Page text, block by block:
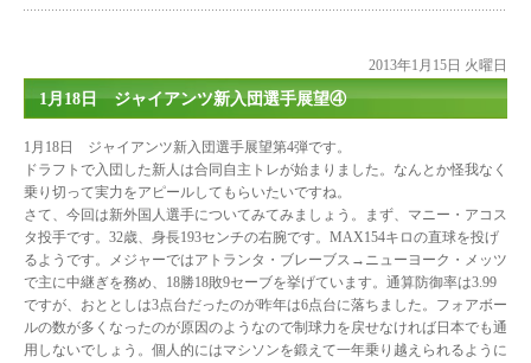
2013年1月15日 火曜日
1月18日 ジャイアンツ新入団選手展望④
1月18日 ジャイアンツ新入団選手展望第4弾です。
ドラフトで入団した新人は合同自主トレが始まりました。なんとか怪我なく
乗り切って実力をアピールしてもらいたいですね。
さて、今回は新外国人選手についてみてみましょう。まず、マニー・アコス
タ投手です。32歳、身長193センチの右腕です。MAX154キロの直球を投げ
るようです。メジャーではアトランタ・ブレーブス→ニューヨーク・メッツ
で主に中継ぎを務め、18勝18敗9セーブを挙げています。通算防御率は3.99
ですが、おととしは3点台だったのが昨年は6点台に落ちました。フォアボー
ルの数が多くなったのが原因のようなので制球力を戻せなければ日本でも通
用しないでしょう。個人的にはマシソンを鍛えて一年乗り越えられるように